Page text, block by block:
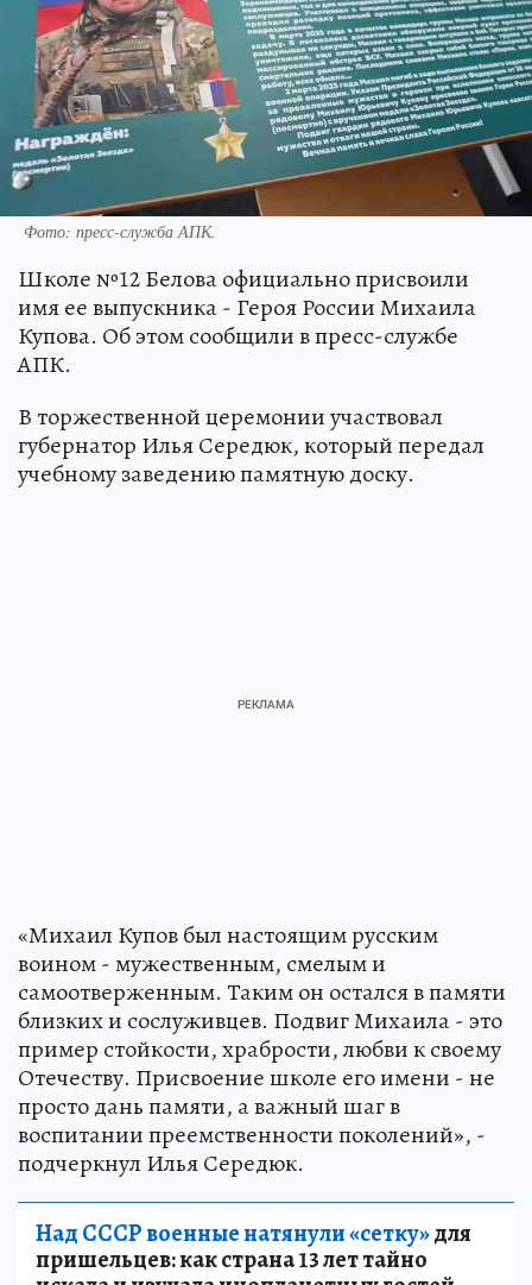
Фото: пресс-служба АПК.
Школе №12 Белова официально присвоили
имя ее выпускника - Героя России Михаила
Купова. Об этом сообщили в пресс-службе
АПК.
В торжественной церемонии участвовал
губернатор Илья Середюк, который передал
учебному заведению памятную доску.
«Михаил Купов был настоящим русским
воином - мужественным, смелым и
самоотверженным. Таким он остался в памяти
близких и сослуживцев. Подвиг Михаила - это
пример стойкости, храбрости, любви к своему
Отечеству. Присвоение школе его имени - не
просто дань памяти, а важный шаг в
воспитании преемственности поколений», -
подчеркнул Илья Середюк.
Над СССР военные натянули «сетку»для
пришельцев: как страна 13 лет тайно